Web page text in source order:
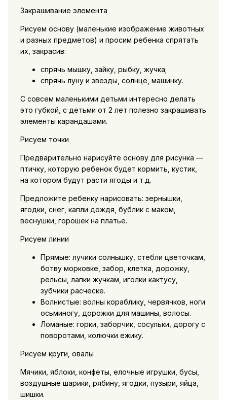
Закрашивание элемента
Рисуем основу (маленькие изображение животных
и разных предметов) и просим ребенка спрятать
их, закрасив:
спрячь мышку, зайку, рыбку, жучка;
спрячь луну и звезды, солнце, машинку.
С совсем маленькими детьми интересно делать
это губкой, с детьми от 2 лет полезно закрашивать
элементы карандашами.
Рисуем точки
Предварительно нарисуйте основу для рисунка —
птичку, которую ребенок будет кормить, кустик,
на котором будут расти ягоды и т.д.
Предложите ребенку нарисовать: зернышки,
ягодки, снег, капли дождя, бублик с маком,
веснушки, горошек на платье.
Рисуем линии
Прямые: лучики солнышку, стебли цветочкам,
ботву морковке, забор, клетка, дорожку,
рельсы, лапки жучкам, иголки кактусу,
зубчики расческе.
Волнистые: волны кораблику, червячков, ноги
осьминогу, дорожки для машины, волосы.
Ломаные: горки, заборчик, сосульки, дорогу с
поворотами, колючки ежику.
Рисуем круги, овалы
Мячики, яблоки, конфеты, елочные игрушки, бусы,
воздушные шарики, рябину, ягодки, пузыри, яйца,
шишки.